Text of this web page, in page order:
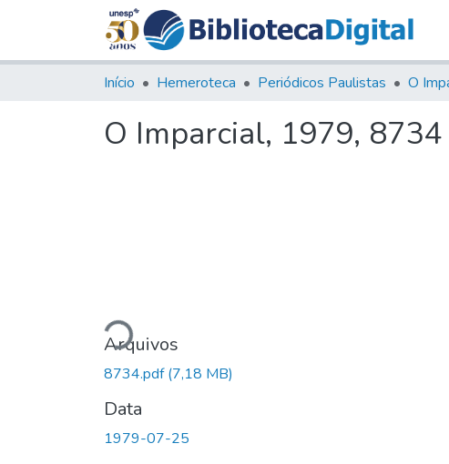
Início Hemeroteca Periódicos Paulistas O
O Imparcial, 1979, 8734
Carregando...
Arquivos
8734.pdf(7,18 MB)
Data
1979-07-25